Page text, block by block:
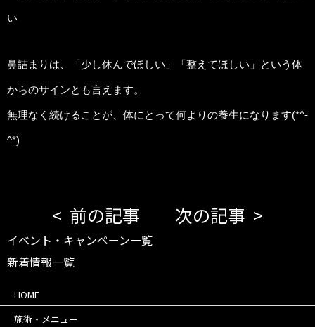
い
鼻詰まりは、「少し休んでほしい」「整えてほしい」という体
からのサインとも言えます。
無理なく続けることが、体にとって何よりの養生になります(*^-
^*)
前の記事 次の記事
イベント・キャンペーン一覧
新着情報一覧
HOME
施術・メニュー